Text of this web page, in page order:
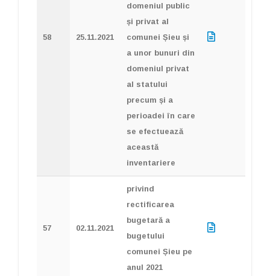
58 25.11.2021
domeniul public
și privat al
comunei Șieu și
a unor bunuri din
domeniul privat
al statului
precum și a
perioadei în care
se efectuează
această
inventariere
57 02.11.2021
privind
rectificarea
bugetară a
bugetului
comunei Șieu pe
anul 2021